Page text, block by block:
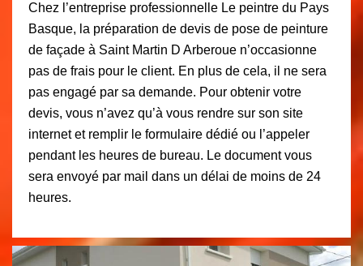
Chez l’entreprise professionnelle Le peintre du Pays
Basque, la préparation de devis de pose de peinture
de façade à Saint Martin D Arberoue n’occasionne
pas de frais pour le client. En plus de cela, il ne sera
pas engagé par sa demande. Pour obtenir votre
devis, vous n’avez qu’à vous rendre sur son site
internet et remplir le formulaire dédié ou l’appeler
pendant les heures de bureau. Le document vous
sera envoyé par mail dans un délai de moins de 24
heures.